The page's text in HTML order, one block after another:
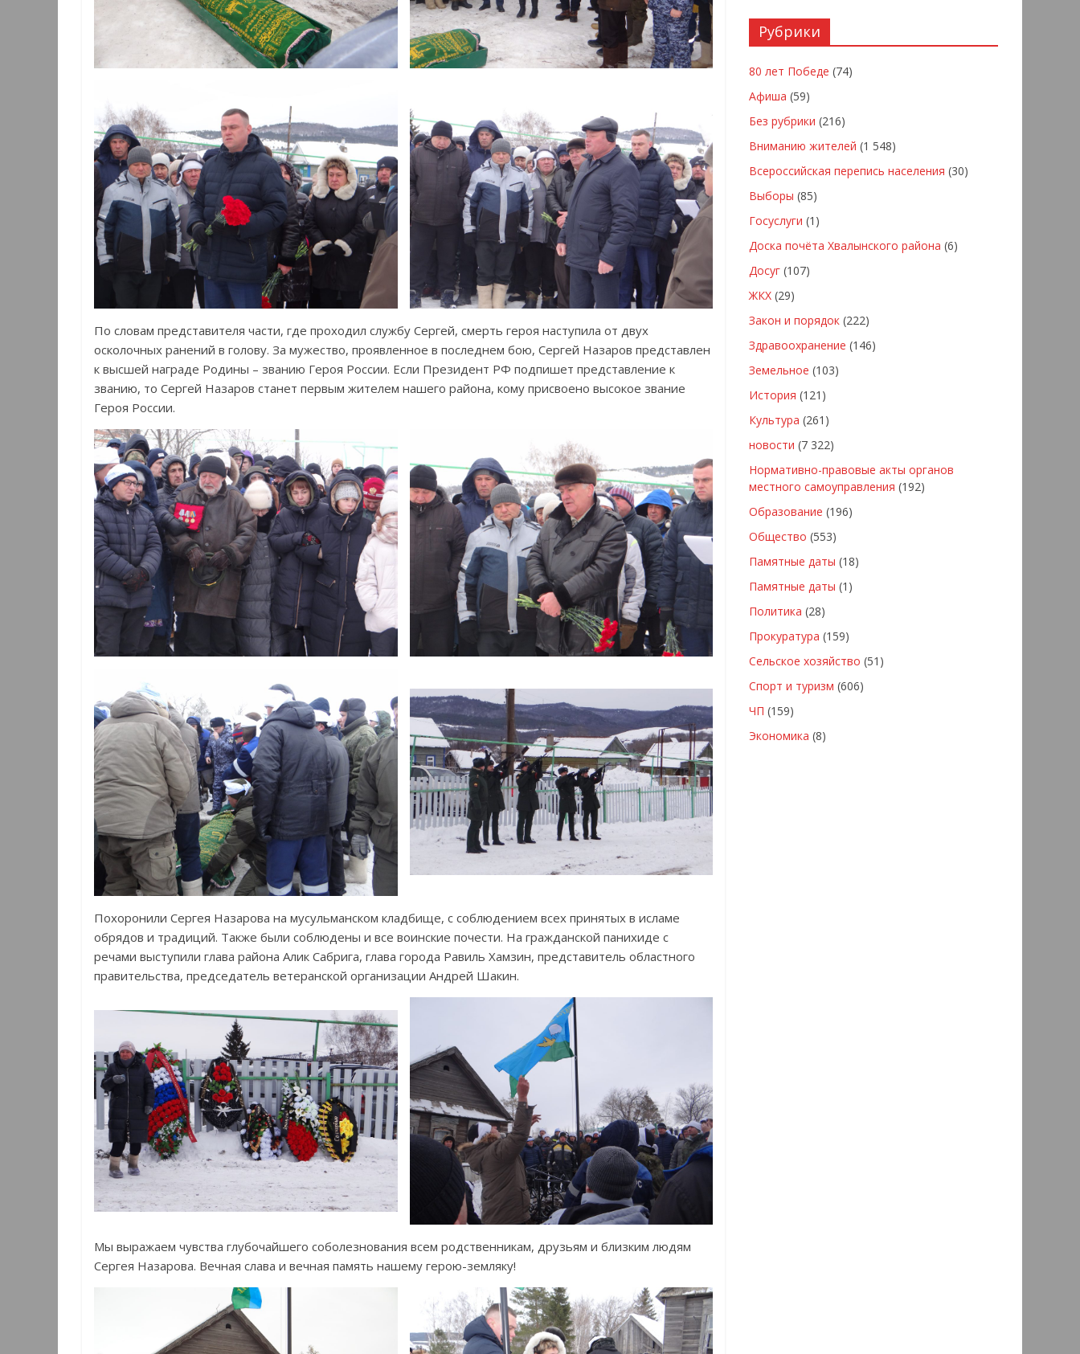
По словам представителя части, где проходил службу Сергей, смерть героя наступила от двух
осколочных ранений в голову. За мужество, проявленное в последнем бою, Сергей Назаров представлен
к высшей награде Родины – званию Героя России. Если Президент РФ подпишет представление к
званию, то Сергей Назаров станет первым жителем нашего района, кому присвоено высокое звание
Героя России.
Похоронили Сергея Назарова на мусульманском кладбище, с соблюдением всех принятых в исламе
обрядов и традиций. Также были соблюдены и все воинские почести. На гражданской панихиде с
речами выступили глава района Алик Сабрига, глава города Равиль Хамзин, представитель областного
правительства, председатель ветеранской организации Андрей Шакин.
Мы выражаем чувства глубочайшего соболезнования всем родственникам, друзьям и близким людям
Сергея Назарова. Вечная слава и вечная память нашему герою-земляку!
Рубрики
80 лет Победе (74)
Афиша (59)
Без рубрики (216)
Вниманию жителей (1 548)
Всероссийская перепись населения (30)
Выборы (85)
Госуслуги (1)
Доска почёта Хвалынского района (6)
Досуг (107)
ЖКХ (29)
Закон и порядок (222)
Здравоохранение (146)
Земельное (103)
История (121)
Культура (261)
новости (7 322)
Нормативно-правовые акты органов
местного самоуправления (192)
Образование (196)
Общество (553)
Памятные даты (18)
Памятные даты (1)
Политика (28)
Прокуратура (159)
Сельское хозяйство (51)
Спорт и туризм (606)
ЧП (159)
Экономика (8)